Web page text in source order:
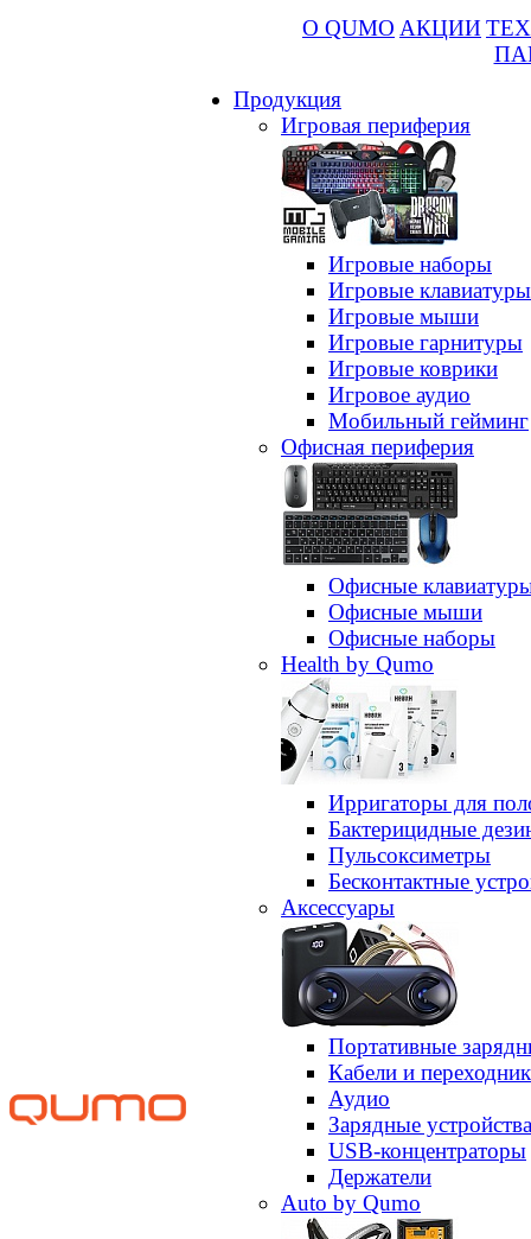
О QUMO АКЦИИ
Продукция
Игровая периферия
Игровые наборы
Игровые клавиатуры
Игровые мыши
Игровые гарнитуры
Игровые коврики
Игровое аудио
Мобильный гейминг
Офисная периферия
Офисные
Офисные мыши
Офисные наборы
Health by Qumo
Ирригаторы для
Бактерицидные
Пульсоксиметры
Бесконтактные
Аксессуары
Портативные
Кабели и
Аудио
Зарядные устройства
USB-концентраторы
Держатели
Auto by Qumo